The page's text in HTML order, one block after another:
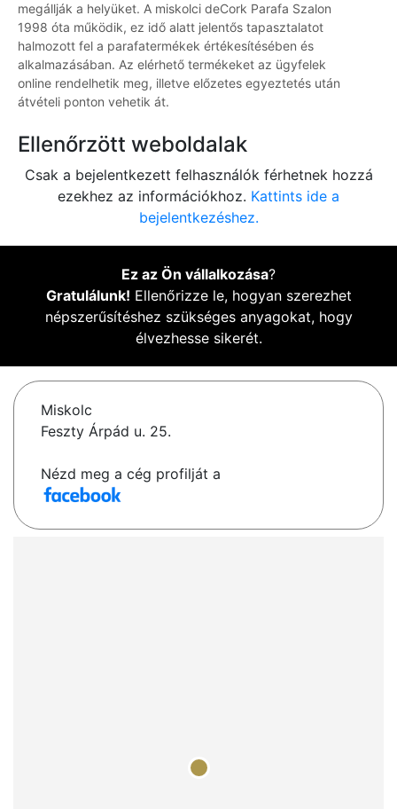
megállják a helyüket. A miskolci deCork Parafa Szalon
1998 óta működik, ez idő alatt jelentős tapasztalatot
halmozott fel a parafatermékek értékesítésében és
alkalmazásában. Az elérhető termékeket az ügyfelek
online rendelhetik meg, illetve előzetes egyeztetés után
átvételi ponton vehetik át.
Ellenőrzött weboldalak
Csak a bejelentkezett felhasználók férhetnek hozzá
ezekhez az információkhoz. Kattints ide a
bejelentkezéshez.
Ez az Ön vállalkozása?
Gratulálunk! Ellenőrizze le, hogyan szerezhet
népszerűsítéshez szükséges anyagokat, hogy
élvezhesse sikerét.
Miskolc
Feszty Árpád u. 25.
Nézd meg a cég profilját a